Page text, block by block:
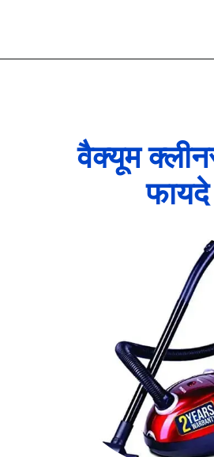
वैक्यूम
फायदे